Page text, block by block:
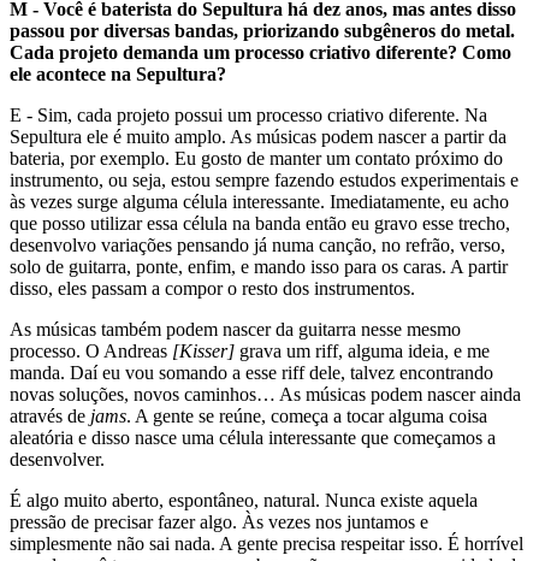
M - Você é baterista do Sepultura há dez anos, mas antes disso
passou por diversas bandas, priorizando subgêneros do metal.
Cada projeto demanda um processo criativo diferente? Como
ele acontece na Sepultura?
E - Sim, cada projeto possui um processo criativo diferente. Na
Sepultura ele é muito amplo. As músicas podem nascer a partir da
bateria, por exemplo. Eu gosto de manter um contato próximo do
instrumento, ou seja, estou sempre fazendo estudos experimentais e
às vezes surge alguma célula interessante. Imediatamente, eu acho
que posso utilizar essa célula na banda então eu gravo esse trecho,
desenvolvo variações pensando já numa canção, no refrão, verso,
solo de guitarra, ponte, enfim, e mando isso para os caras. A partir
disso, eles passam a compor o resto dos instrumentos.
As músicas também podem nascer da guitarra nesse mesmo
processo. O Andreas [Kisser] grava um riff, alguma ideia, e me
manda. Daí eu vou somando a esse riff dele, talvez encontrando
novas soluções, novos caminhos… As músicas podem nascer ainda
através de jams. A gente se reúne, começa a tocar alguma coisa
aleatória e disso nasce uma célula interessante que começamos a
desenvolver.
É algo muito aberto, espontâneo, natural. Nunca existe aquela
pressão de precisar fazer algo. Às vezes nos juntamos e
simplesmente não sai nada. A gente precisa respeitar isso. É horrível